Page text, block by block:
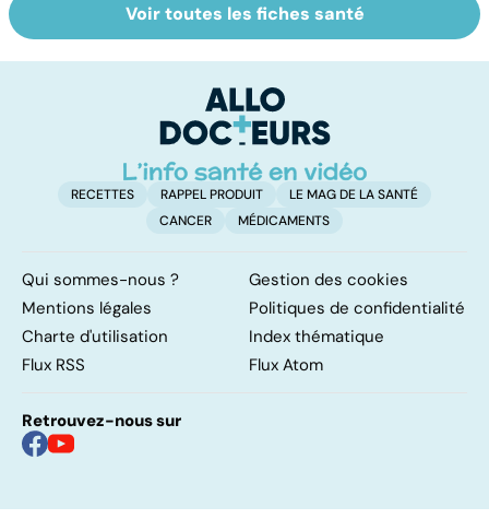
Tout savoir sur
les infections
Covid-19 : tout
savoir sur la
Voir toutes les fiches santé
RECETTES RAPPEL PRODUIT
LE MAG DE LA SANTÉ
CANCER
MÉDICAMENTS
Qui sommes-nous ?
Gestion des cookies
Mentions légales
Politiques de confidentialité
Charte d'utilisation
Index thématique
Flux RSS
Flux Atom
Retrouvez-nous sur